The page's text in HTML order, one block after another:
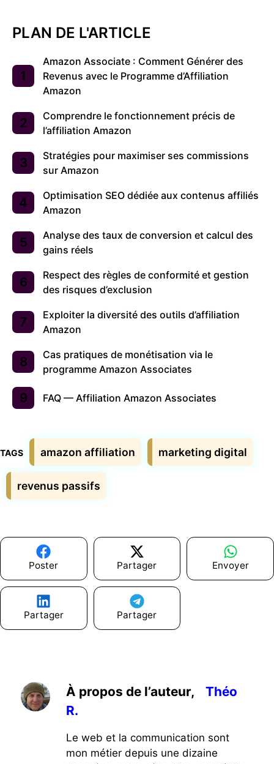
PLAN DE L'ARTICLE
Amazon Associate : Comment Générer des
Revenus avec le Programme d’Affiliation
Amazon
Comprendre le fonctionnement précis de
l’affiliation Amazon
Stratégies pour maximiser ses commissions
sur Amazon
Optimisation SEO dédiée aux contenus affiliés
Amazon
Analyse des taux de conversion et calcul des
gains réels
Respect des règles de conformité et gestion
des risques d’exclusion
Exploiter la diversité des outils d’affiliation
Amazon
Cas pratiques de monétisation via le
programme Amazon Associates
FAQ — Affiliation Amazon Associates
Étiquettes
amazon affiliation marketing digital
revenus passifs
Poster Partager Envoyer
Partager Partager
À propos de l’auteur,
Théo
R.
Le web et la communication sont
mon métier depuis une dizaine